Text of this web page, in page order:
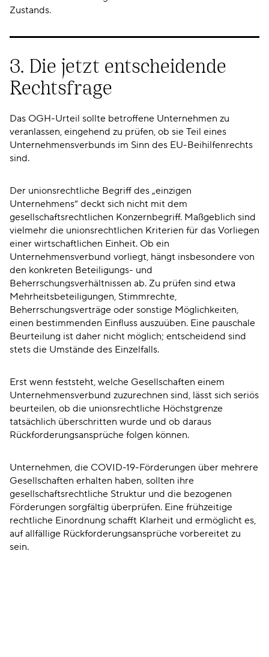
Zustands.
3. Die jetzt entscheidende
Rechtsfrage
Das OGH-Urteil sollte betroffene Unternehmen zu
veranlassen, eingehend zu prüfen, ob sie Teil eines
Unternehmensverbunds im Sinn des EU-Beihilfenrechts
sind.
Der unionsrechtliche Begriff des „einzigen
Unternehmens“ deckt sich nicht mit dem
gesellschaftsrechtlichen Konzernbegriff. Maßgeblich sind
vielmehr die unionsrechtlichen Kriterien für das Vorliegen
einer wirtschaftlichen Einheit. Ob ein
Unternehmensverbund vorliegt, hängt insbesondere von
den konkreten Beteiligungs- und
Beherrschungsverhältnissen ab. Zu prüfen sind etwa
Mehrheitsbeteiligungen, Stimmrechte,
Beherrschungsverträge oder sonstige Möglichkeiten,
einen bestimmenden Einfluss auszuüben. Eine pauschale
Beurteilung ist daher nicht möglich; entscheidend sind
stets die Umstände des Einzelfalls.
Erst wenn feststeht, welche Gesellschaften einem
Unternehmensverbund zuzurechnen sind, lässt sich seriös
beurteilen, ob die unionsrechtliche Höchstgrenze
tatsächlich überschritten wurde und ob daraus
Rückforderungsansprüche folgen können.
Unternehmen, die COVID-19-Förderungen über mehrere
Gesellschaften erhalten haben, sollten ihre
gesellschaftsrechtliche Struktur und die bezogenen
Förderungen sorgfältig überprüfen. Eine frühzeitige
rechtliche Einordnung schafft Klarheit und ermöglicht es,
auf allfällige Rückforderungsansprüche vorbereitet zu
sein.